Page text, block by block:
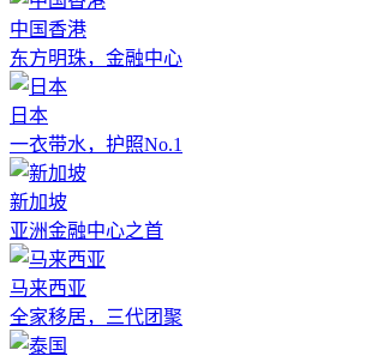
中国香港
东方明珠，金融中心
日本
一衣带水，护照No.1
新加坡
亚洲金融中心之首
马来西亚
全家移居，三代团聚